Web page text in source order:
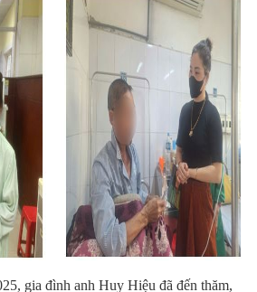
gia đình anh Huy Hiệu đã đến thăm,